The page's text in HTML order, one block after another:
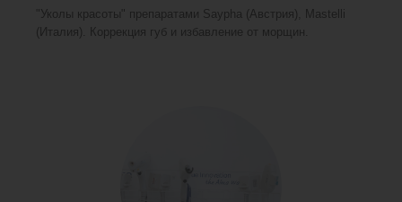
"Уколы красоты" препаратами Saypha (Австрия), Mastelli
(Италия). Коррекция губ и избавление от морщин.